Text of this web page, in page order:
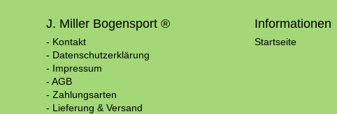
J. Miller Bogensport ®
- Kontakt
- Datenschutzerklärung
- Impressum
- AGB
- Zahlungsarten
- Lieferung & Versand
Informationen
Startseite